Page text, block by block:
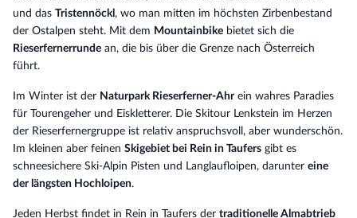
und das Tristennöckl, wo man mitten im höchsten Zirbenbestand
der Ostalpen steht. Mit dem Mountainbike bietet sich die
Rieserfernerrunde an, die bis über die Grenze nach Österreich
führt.
Im Winter ist der Naturpark Rieserferner-Ahrein wahres Paradies
für Tourengeher und Eiskletterer. Die Skitour Lenkstein im Herzen
der Rieserfernergruppe ist relativ anspruchsvoll, aber wunderschön.
Im kleinen aber feinen Skigebiet bei Rein in Taufers gibt es
schneesichere Ski-Alpin Pisten und Langlaufloipen, darunter eine
der längsten Hochloipen.
Jeden Herbst findet in Rein in Taufers der traditionelle Almabtrieb